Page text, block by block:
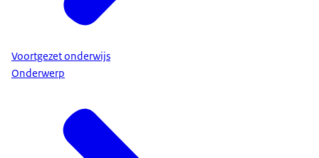
Voortgezet onderwijs
Onderwerp